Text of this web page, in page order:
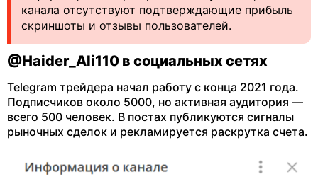
канала отсутствуют подтверждающие прибыль
скриншоты и отзывы пользователей.
@Haider_Ali110 в социальных сетях
Telegram трейдера начал работу с конца 2021 года.
Подписчиков около 5000, но активная аудитория —
всего 500 человек. В постах публикуются сигналы
рыночных сделок и рекламируется раскрутка счета.